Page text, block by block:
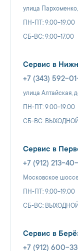
улица
ПН-ПТ: 9.00-19.00
СБ-ВС: 9.00-17.00
Сервис в
+7 (343) 592-
улица Алтайская,
ПН-ПТ: 9.00-19.00
СБ-ВС: ВЫХОДНОЙ
Сервис в
+7 (912) 213-
Московское
ПН-ПТ: 9.00-19.00
СБ-ВС: ВЫХОДНОЙ
Сервис в
+7 (912) 600-